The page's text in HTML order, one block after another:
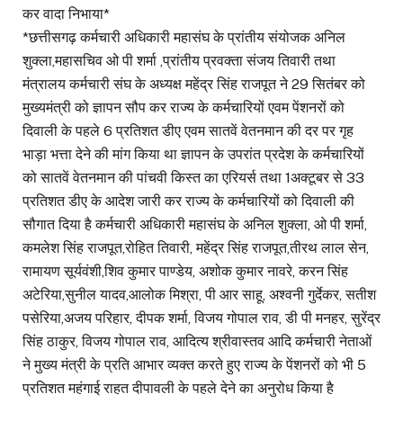
कर वादा निभाया*
*छत्तीसगढ़ कर्मचारी अधिकारी महासंघ के प्रांतीय संयोजक अनिल
शुक्ला,महासचिव ओ पी शर्मा ,प्रांतीय प्रवक्ता संजय तिवारी तथा
मंत्रालय कर्मचारी संघ के अध्यक्ष महेंद्र सिंह राजपूत ने 29 सितंबर को
मुख्यमंत्री को ज्ञापन सौप कर राज्य के कर्मचारियों एवम पेंशनरों को
दिवाली के पहले 6 प्रतिशत डीए एवम सातवें वेतनमान की दर पर गृह
भाड़ा भत्ता देने की मांग किया था ज्ञापन के उपरांत प्रदेश के कर्मचारियों
को सातवें वेतनमान की पांचवी किस्त का एरियर्स तथा 1अक्टूबर से 33
प्रतिशत डीए के आदेश जारी कर राज्य के कर्मचारियों को दिवाली की
सौगात दिया है कर्मचारी अधिकारी महासंघ के अनिल शुक्ला, ओ पी शर्मा,
कमलेश सिंह राजपूत,रोहित तिवारी, महेंद्र सिंह राजपूत,तीरथ लाल सेन,
रामायण सूर्यवंशी,शिव कुमार पाण्डेय, अशोक कुमार नावरे, करन सिंह
अटेरिया,सुनील यादव,आलोक मिश्रा, पी आर साहू, अश्वनी गुर्देकर, सतीश
पसेरिया,अजय परिहार, दीपक शर्मा, विजय गोपाल राव, डी पी मनहर, सुरेंद्र
सिंह ठाकुर, विजय गोपाल राव, आदित्य श्रीवास्तव आदि कर्मचारी नेताओं
ने मुख्य मंत्री के प्रति आभार व्यक्त करते हुए राज्य के पेंशनरों को भी 5
प्रतिशत महंगाई राहत दीपावली के पहले देने का अनुरोध किया है